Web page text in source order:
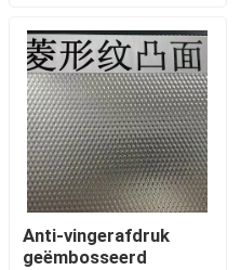
Anti-vingerafdruk
geëmbosseerd